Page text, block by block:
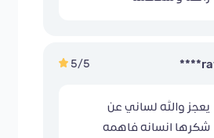
5/5
يعجز والله لساني عن
شكرها انسانه فاهمه